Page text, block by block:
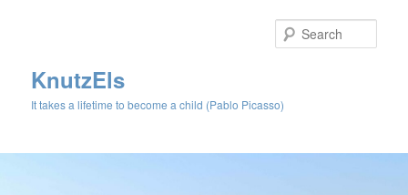
KnutzEls
It takes a lifetime to become a child (Pablo Picasso)